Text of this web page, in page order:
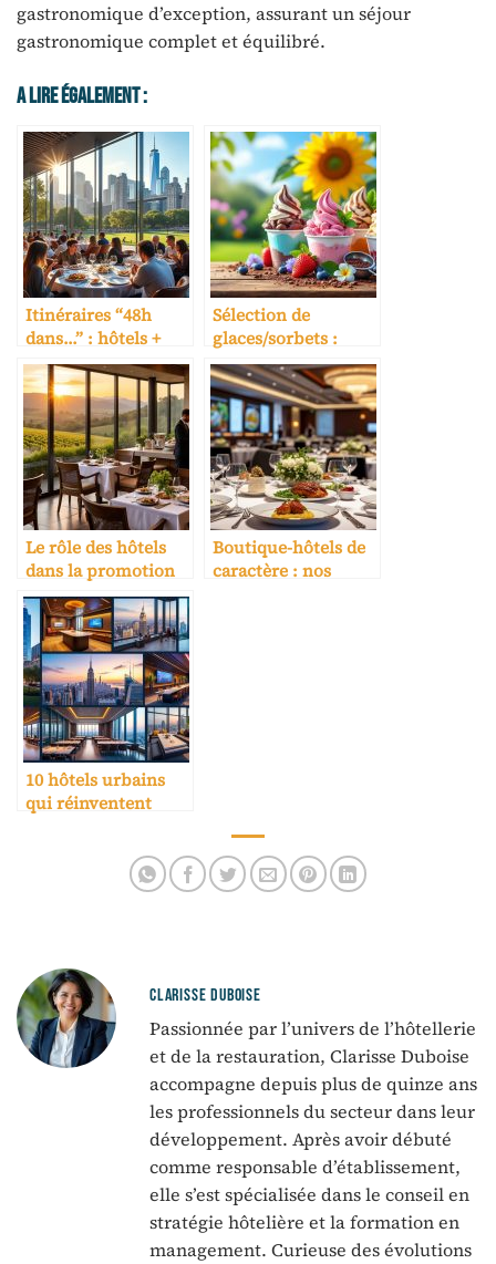
gastronomique d’exception, assurant un séjour
gastronomique complet et équilibré.
A Lire Également :
Itinéraires “48h
dans…” : hôtels +
restaurants +
expériences
Sélection de
glaces/sorbets :
saison, marge,
conservation
Le rôle des hôtels
dans la promotion
des terroirs
gastronomiques
Boutique-hôtels de
caractère : nos
10 hôtels urbains
qui réinventent
CLARISSE DUBOISE
Passionnée par l’univers de l’hôtellerie
et de la restauration, Clarisse Duboise
accompagne depuis plus de quinze ans
les professionnels du secteur dans leur
développement. Après avoir débuté
comme responsable d’établissement,
elle s’est spécialisée dans le conseil en
stratégie hôtelière et la formation en
management. Curieuse des évolutions